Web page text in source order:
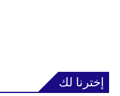
إخترنا لك